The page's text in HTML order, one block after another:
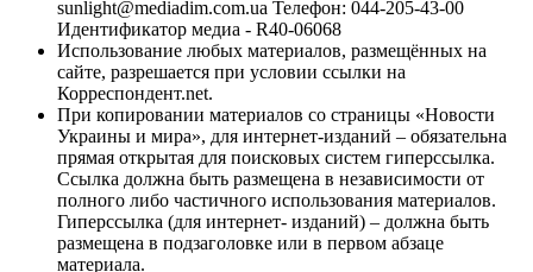
sunlight@mediadim.com.ua Телефон: 044-205-43-00
Идентификатор медиа - R40-06068
Использование любых материалов, размещённых на
сайте, разрешается при условии ссылки на
Корреспондент.net.
При копировании материалов со страницы «Новости
Украины и мира», для интернет-изданий – обязательна
прямая открытая для поисковых систем гиперссылка.
Ссылка должна быть размещена в независимости от
полного либо частичного использования материалов.
Гиперссылка (для интернет- изданий) – должна быть
размещена в подзаголовке или в первом абзаце
материала.